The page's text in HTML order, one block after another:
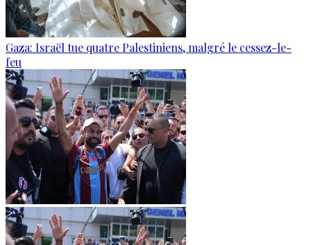
Gaza: Israël tue quatre Palestiniens, malgré le cessez-le-
feu